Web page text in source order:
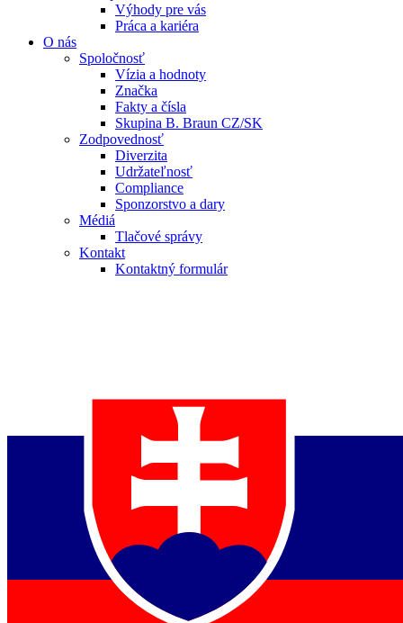
Výhody pre vás
Práca a kariéra
O nás
Spoločnosť
Vízia a hodnoty
Značka
Fakty a čísla
Skupina B. Braun CZ/SK
Zodpovednosť
Diverzita
Udržateľnosť
Compliance
Sponzorstvo a dary
Médiá
Tlačové správy
Kontakt
Kontaktný formulár